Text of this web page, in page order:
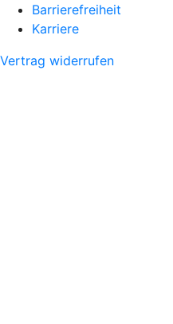
Barrierefreiheit
Karriere
Vertrag widerrufen